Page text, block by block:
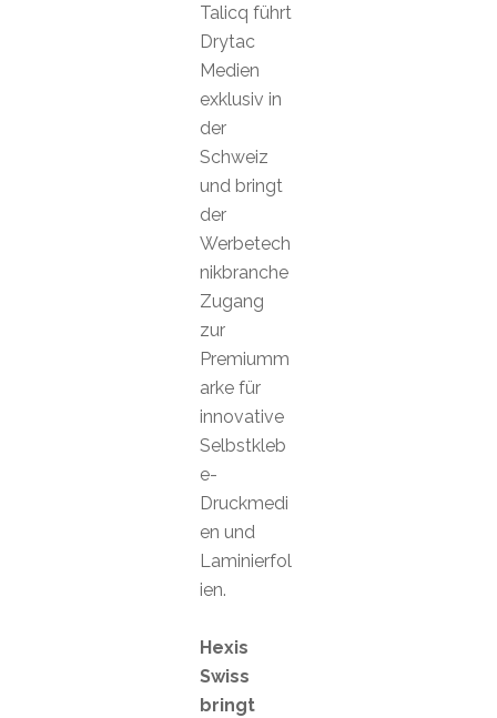
Talicq führt
Drytac
Medien
exklusiv in
der
Schweiz
und bringt
der
Werbetech
nikbranche
Zugang
zur
Premiumm
arke für
innovative
Selbstkleb
e-
Druckmedi
en und
Laminierfol
ien.
Hexis
Swiss
bringt